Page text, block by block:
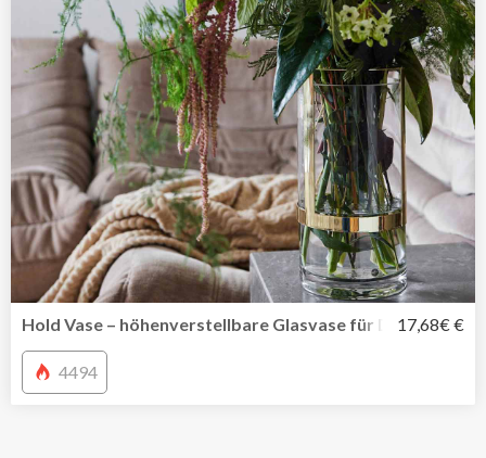
Hold Vase – höhenverstellbare Glasvase für Deine17,68€ €
4494